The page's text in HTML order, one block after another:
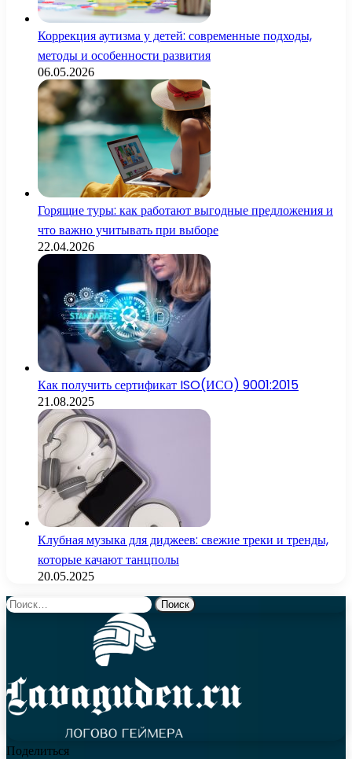
Коррекция аутизма у детей: современные подходы,
методы и особенности развития
06.05.2026
Горящие туры: как работают выгодные предложения и
что важно учитывать при выборе
22.04.2026
Как получить сертификат ISO(ИСО) 9001:2015
21.08.2025
Клубная музыка для диджеев: свежие треки и тренды,
которые качают танцполы
20.05.2025
Найти:
Поделиться